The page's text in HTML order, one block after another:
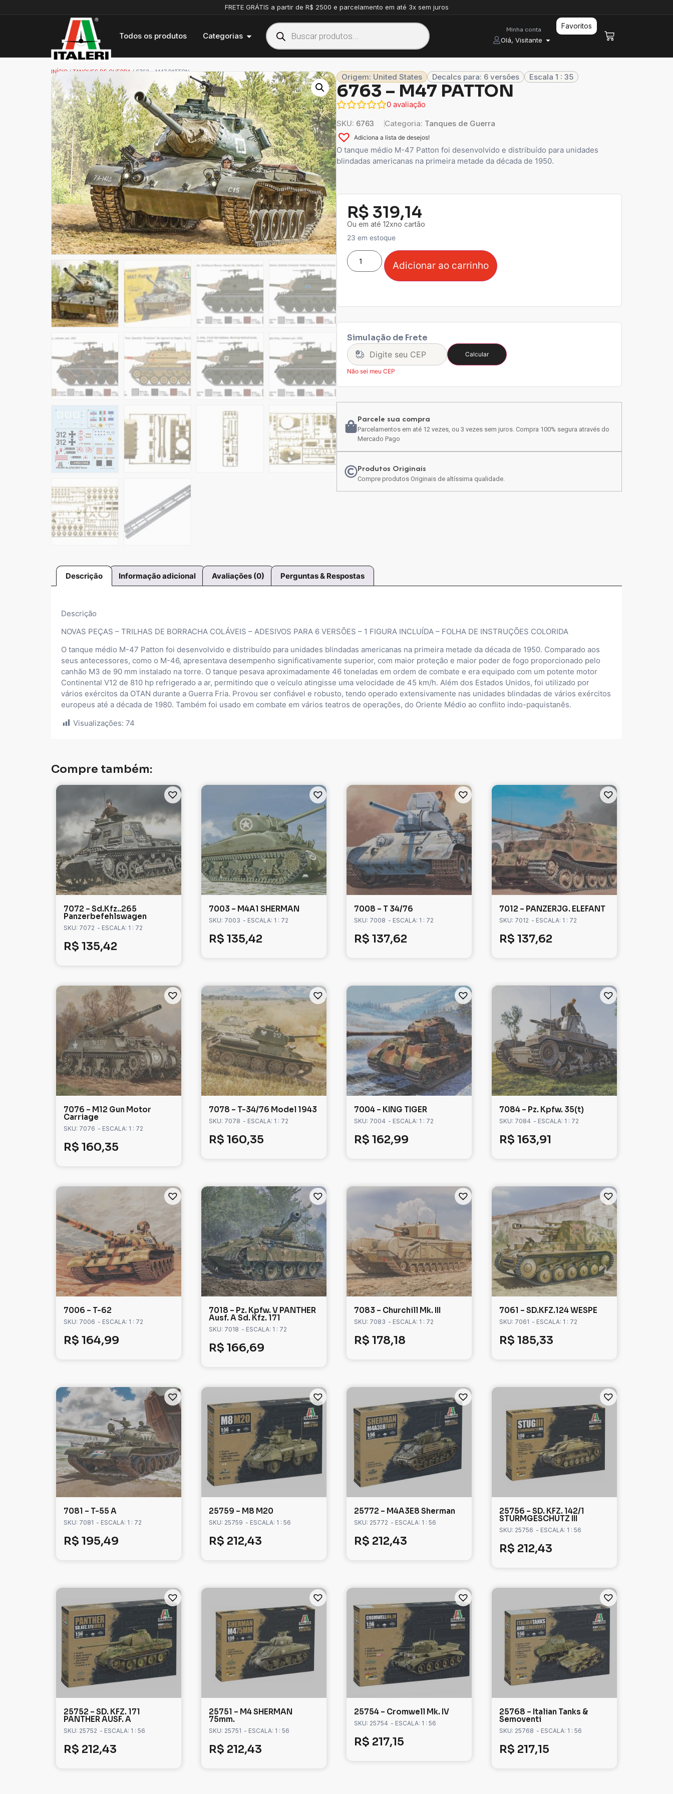
FRETE GRÁTIS a partir de R$ 2500 e parcelamento em até 3x sem juros
Todos os produtos Categorias
Minha conta
Olá, Visitante
Favoritos
INÍCIO / TANQUES DE GUERRA / 6763 – M47 PATTON
Origem: United States Decalcs para: 6 versões Escala 1 : 35
6763 – M47 PATTON
0 avaliação
SKU: 6763 Categoria: Tanques de Guerra
Adiciona a lista de desejos!
O tanque médio M-47 Patton foi desenvolvido e distribuído para unidades
blindadas americanas na primeira metade da década de 1950.
R$ 319,14
Ou em até 12xno cartão
23 em estoque
Adicionar ao carrinho
Simulação de Frete
Calcular
Não sei meu CEP
Parcele sua compra
Parcelamentos em até 12 vezes, ou 3 vezes sem juros. Compra 100% segura através do
Mercado Pago
Produtos Originais
Compre produtos Originais de altíssima qualidade.
Descrição Informação adicional Avaliações (0) Perguntas & Respostas
Descrição
NOVAS PEÇAS – TRILHAS DE BORRACHA COLÁVEIS – ADESIVOS PARA 6 VERSÕES – 1 FIGURA INCLUÍDA – FOLHA DE INSTRUÇÕES COLORIDA
O tanque médio M-47 Patton foi desenvolvido e distribuído para unidades blindadas americanas na primeira metade da década de 1950. Comparado aos
seus antecessores, como o M-46, apresentava desempenho significativamente superior, com maior proteção e maior poder de fogo proporcionado pelo
canhão M3 de 90 mm instalado na torre. O tanque pesava aproximadamente 46 toneladas em ordem de combate e era equipado com um potente motor
Continental V12 de 810 hp refrigerado a ar, permitindo que o veículo atingisse uma velocidade de 45 km/h. Além dos Estados Unidos, foi utilizado por
vários exércitos da OTAN durante a Guerra Fria. Provou ser confiável e robusto, tendo operado extensivamente nas unidades blindadas de vários exércitos
europeus até a década de 1980. Também foi usado em combate em vários teatros de operações, do Oriente Médio ao conflito indo-paquistanês.
Visualizações: 74
Compre também:
7072 – Sd.Kfz..265
Panzerbefehlswagen
SKU: 7072 - ESCALA: 1 : 72
R$ 135,42
7003 – M4A1 SHERMAN
SKU: 7003 - ESCALA: 1 : 72
R$ 135,42
7008 – T 34/76
SKU: 7008 - ESCALA: 1 : 72
R$ 137,62
7012 – PANZERJG. ELEFANT
SKU: 7012 - ESCALA: 1 : 72
R$ 137,62
7076 – M12 Gun Motor
Carriage
SKU: 7076 - ESCALA: 1 : 72
R$ 160,35
7078 – T-34/76 Model 1943
SKU: 7078 - ESCALA: 1 : 72
R$ 160,35
7004 – KING TIGER
SKU: 7004 - ESCALA: 1 : 72
R$ 162,99
7084 – Pz. Kpfw. 35(t)
SKU: 7084 - ESCALA: 1 : 72
R$ 163,91
7006 – T-62
SKU: 7006 - ESCALA: 1 : 72
R$ 164,99
7018 – Pz. Kpfw. V PANTHER
Ausf. A Sd. Kfz. 171
SKU: 7018 - ESCALA: 1 : 72
R$ 166,69
7083 – Churchill Mk. III
SKU: 7083 - ESCALA: 1 : 72
R$ 178,18
7061 – SD.KFZ.124 WESPE
SKU: 7061 - ESCALA: 1 : 72
R$ 185,33
7081 – T-55 A
SKU: 7081 - ESCALA: 1 : 72
R$ 195,49
25759 – M8 M20
SKU: 25759 - ESCALA: 1 : 56
R$ 212,43
25772 – M4A3E8 Sherman
SKU: 25772 - ESCALA: 1 : 56
R$ 212,43
25756 – SD. KFZ. 142/1
STURMGESCHUTZ III
SKU: 25756 - ESCALA: 1 : 56
R$ 212,43
25752 – SD. KFZ. 171
PANTHER AUSF. A
SKU: 25752 - ESCALA: 1 : 56
R$ 212,43
25751 – M4 SHERMAN
75mm.
SKU: 25751 - ESCALA: 1 : 56
R$ 212,43
25754 – Cromwell Mk. IV
SKU: 25754 - ESCALA: 1 : 56
R$ 217,15
25768 – Italian Tanks &
Semoventi
SKU: 25768 - ESCALA: 1 : 56
R$ 217,15